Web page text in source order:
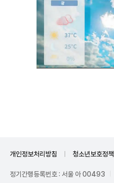
개인정보처리방침 청소년보호정책
정기간행등록번호 : 서울 아 00493